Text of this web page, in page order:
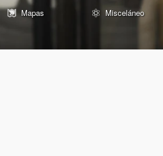
Mapas
Misceláneo